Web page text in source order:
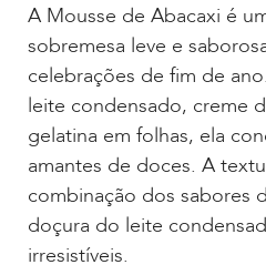
A Mousse de Abacaxi é
sobremesa leve e
celebrações de fim de
leite condensado, creme
gelatina em folhas, ela
amantes de doces. A
combinação dos sabores
doçura do leite
irresistíveis.